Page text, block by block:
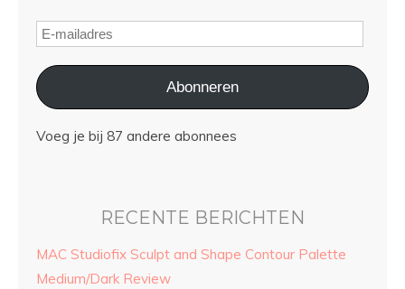
Abonneren
Voeg je bij 87 andere abonnees
RECENTE BERICHTEN
MAC Studiofix Sculpt and Shape Contour Palette
Medium/Dark Review